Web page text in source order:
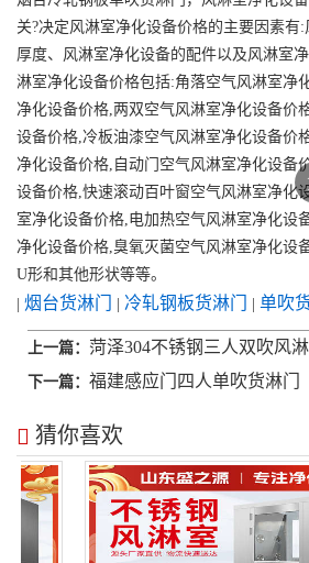
关?决定风淋室净化设备价格的主要因素有
厚度、风淋室净化设备的配件以及风淋室
淋室净化设备价格包括:角落空气风淋室净
净化设备价格,两双空气风淋室净化设备价
设备价格,冷板油漆空气风淋室净化设备价
净化设备价格,自动门空气风淋室净化设备
设备价格,快速滚动百叶窗空气风淋室净化
室净化设备价格,电加热空气风淋室净化设
净化设备价格,臭氧灭菌空气风淋室净化设
U形和其他形状等等。
烟台货淋门 冷轧钢板货淋门 单吹
上一篇： 菏泽304不锈钢三人双吹风淋
下一篇： 福建感应门四人单吹货淋门
猜你喜欢